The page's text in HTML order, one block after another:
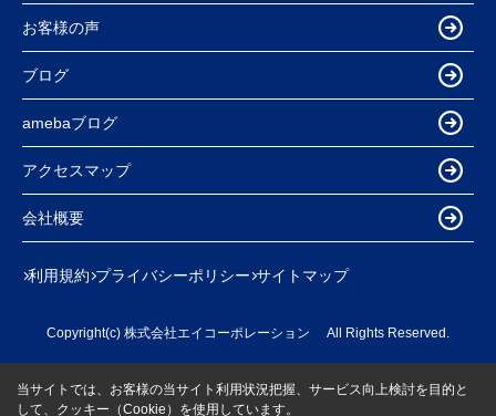
お客様の声
ブログ
amebaブログ
アクセスマップ
会社概要
利用規約 プライバシーポリシー サイトマップ
Copyright(c) 株式会社エイコーポレーション All Rights Reserved.
当サイトでは、お客様の当サイト利用状況把握、サービス向上検討を目的と
して、クッキー（Cookie）を使用しています。